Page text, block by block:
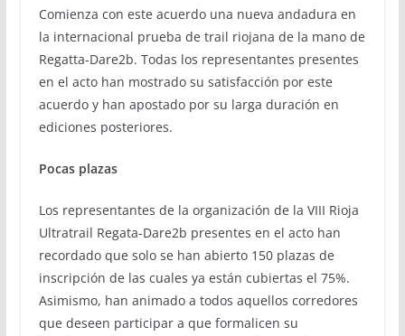
Comienza con este acuerdo una nueva andadura en
la internacional prueba de trail riojana de la mano de
Regatta-Dare2b. Todas los representantes presentes
en el acto han mostrado su satisfacción por este
acuerdo y han apostado por su larga duración en
ediciones posteriores.
Pocas plazas
Los representantes de la organización de la VIII Rioja
Ultratrail Regata-Dare2b presentes en el acto han
recordado que solo se han abierto 150 plazas de
inscripción de las cuales ya están cubiertas el 75%.
Asimismo, han animado a todos aquellos corredores
que deseen participar a que formalicen su